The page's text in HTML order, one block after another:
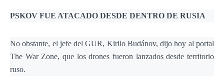
PSKOV FUE ATACADO DESDE DENTRO DE RUSIA
No obstante, el jefe del GUR, Kirilo Budánov, dijo hoy al portal
The War Zone, que los drones fueron lanzados desde territorio
ruso.